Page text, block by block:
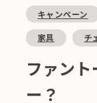
キャンペーン
家具 チ
ファン
ー？